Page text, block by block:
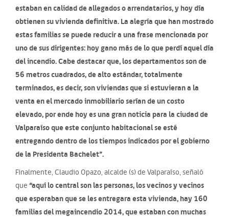
estaban en calidad de allegados o arrendatarios, y hoy día
obtienen su vivienda definitiva. La alegría que han mostrado
estas familias se puede reducir a una frase mencionada por
uno de sus dirigentes: hoy gano más de lo que perdí aquel día
del incendio. Cabe destacar que, los departamentos son de
56 metros cuadrados, de alto estándar, totalmente
terminados, es decir, son viviendas que si estuvieran a la
venta en el mercado inmobiliario serían de un costo
elevado, por ende hoy es una gran noticia para la ciudad de
Valparaíso que este conjunto habitacional se esté
entregando dentro de los tiempos indicados por el gobierno
de la Presidenta Bachelet”.
Finalmente, Claudio Opazo, alcalde (s) de Valparaíso, señaló
que “aquí lo central son las personas, los vecinos y vecinos
que esperaban que se les entregara esta vivienda, hay 160
familias del megaincendio 2014, que estaban con muchas